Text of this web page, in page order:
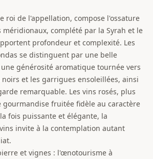
roi de l'appellation, compose l'ossature
méridionaux, complété par la Syrah et le
profondeur et complexité. Les
se distinguent par une belle
générosité aromatique tournée vers
et les garrigues ensoleillées, ainsi
remarquable. Les vins rosés, plus
gourmandise fruitée fidèle au caractère
fois puissante et élégante, la
invite à la contemplation autant
et vignes : l'œnotourisme à